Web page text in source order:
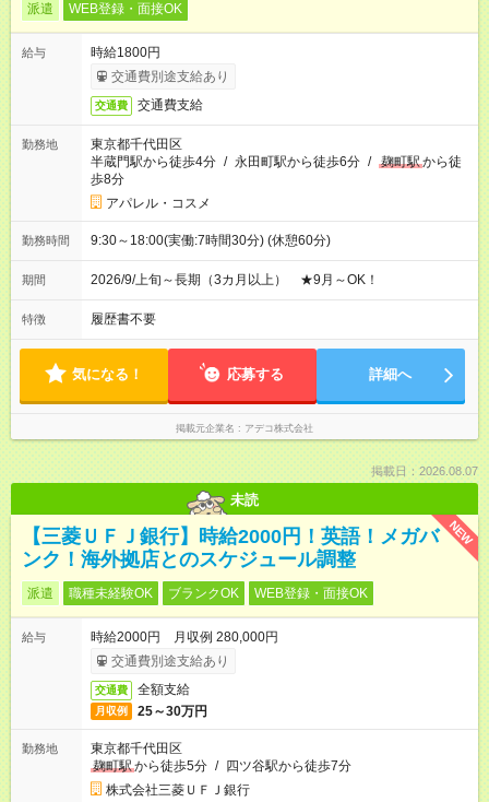
派遣 WEB登録・面接OK
給与
時給1800円
交通費別途支給あり
交通費 交通費支給
勤務地
東京都千代田区
半蔵門駅から徒歩4分 / 永田町駅から徒歩6分 / 麹町駅から徒
歩8分
アパレル・コスメ
勤務時間 9:30～18:00(実働:7時間30分) (休憩60分)
期間 2026/9/上旬～長期（3カ月以上） ★9月～OK！
特徴 履歴書不要
気になる！ 応募する 詳細へ
掲載元企業名 アデコ株式会社
掲載日：2026.08.07
未読
NEW
【三菱ＵＦＪ銀行】時給2000円！英語！メガバ
ンク！海外拠店とのスケジュール調整
派遣 職種未経験OK ブランクOK WEB登録・面接OK
給与
時給2000円 月収例 280,000円
交通費別途支給あり
交通費 全額支給
月収例 25～30万円
勤務地
東京都千代田区
麹町駅から徒歩5分 / 四ツ谷駅から徒歩7分
株式会社三菱ＵＦＪ銀行